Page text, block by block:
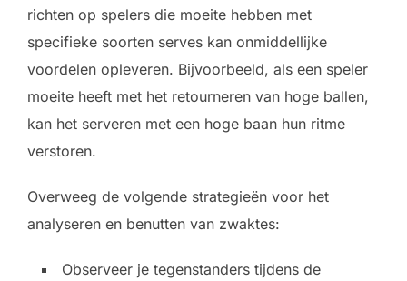
richten op spelers die moeite hebben met
specifieke soorten serves kan onmiddellijke
voordelen opleveren. Bijvoorbeeld, als een speler
moeite heeft met het retourneren van hoge ballen,
kan het serveren met een hoge baan hun ritme
verstoren.
Overweeg de volgende strategieën voor het
analyseren en benutten van zwaktes:
Observeer je tegenstanders tijdens de